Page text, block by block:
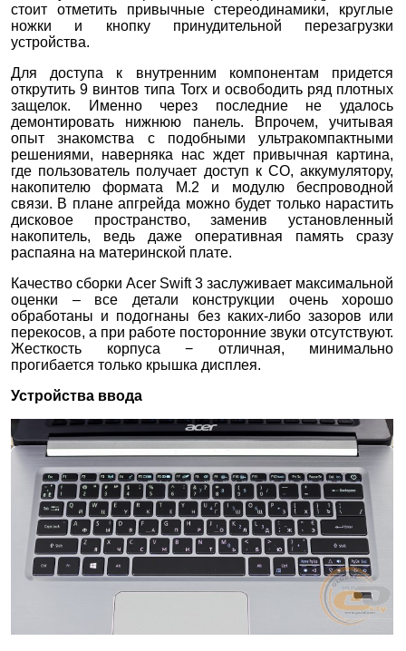
стоит отметить привычные стереодинамики, круглые
ножки и кнопку принудительной перезагрузки
устройства.
Для доступа к внутренним компонентам придется
открутить 9 винтов типа Torx и освободить ряд плотных
защелок. Именно через последние не удалось
демонтировать нижнюю панель. Впрочем, учитывая
опыт знакомства с подобными ультракомпактными
решениями, наверняка нас ждет привычная картина,
где пользователь получает доступ к СО, аккумулятору,
накопителю формата M.2 и модулю беспроводной
связи. В плане апгрейда можно будет только нарастить
дисковое пространство, заменив установленный
накопитель, ведь даже оперативная память сразу
распаяна на материнской плате.
Качество сборки Acer Swift 3 заслуживает максимальной
оценки – все детали конструкции очень хорошо
обработаны и подогнаны без каких-либо зазоров или
перекосов, а при работе посторонние звуки отсутствуют.
Жесткость корпуса − отличная, минимально
прогибается только крышка дисплея.
Устройства ввода